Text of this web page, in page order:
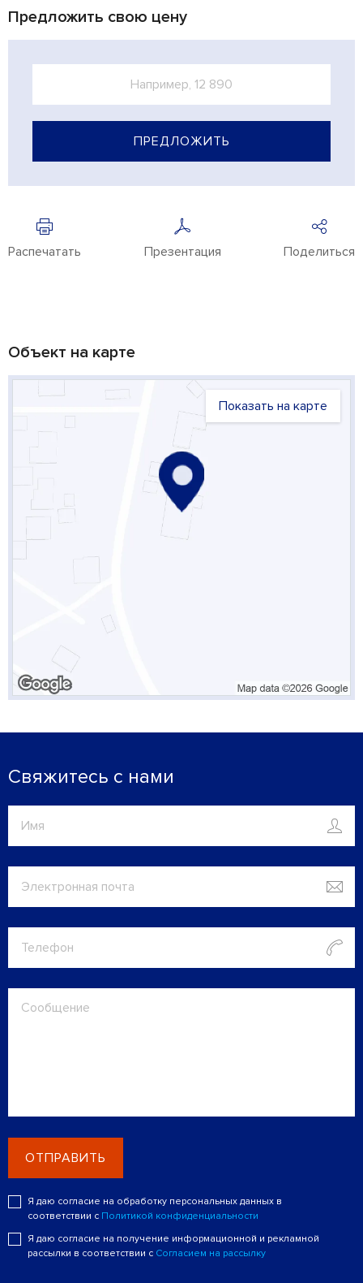
Предложить свою цену
ПРЕДЛОЖИТЬ
Распечатать Презентация Поделиться
Объект на карте
Показать на карте
Свяжитесь с нами
ОТПРАВИТЬ
Я даю согласие на обработку персональных данных в
соответствии с Политикой конфиденциальности
Я даю согласие на получение информационной и рекламной
рассылки в соответствии с Согласием на рассылку